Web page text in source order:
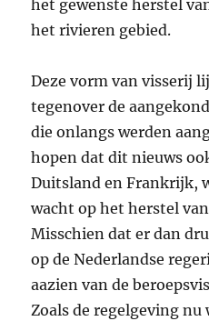
het gewenste herstel
het rivieren gebied.
Deze vorm van visserij
tegenover de
die onlangs werden
hopen dat dit nieuws
Duitsland en Frankrijk,
wacht op het herstel
Misschien dat er dan
op de Nederlandse
aazien van de
Zoals de regelgeving